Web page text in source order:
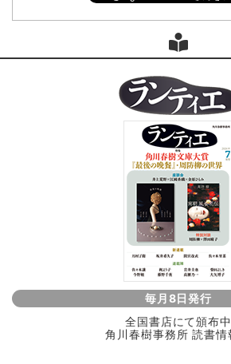
毎月8日発行
全国書店にて頒布中
角川春樹事務所 読書情